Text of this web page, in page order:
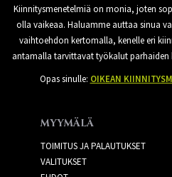
Kiinnitysmenetelmiä on monia, joten
olla vaikeaa. Haluamme auttaa sinua
vaihtoehdon kertomalla, kenelle eri
antamalla tarvittavat työkalut parhaiden
Opas sinulle: OIKEAN
MYYMÄLÄ
TOIMITUS JA PALAUTUKSET
VALITUKSET